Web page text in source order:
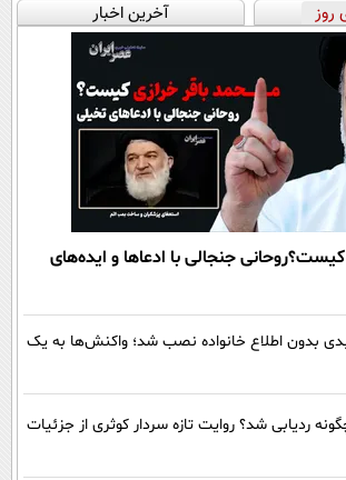
روز آخرین اخبار
جنجالی با ادعاها و ایده‌های
بدون اطلاع خانواده نصب شد؛ واکنش‌ها به یک
ردیابی شد؟ روایت تازه سردار کوثری از جزئیات